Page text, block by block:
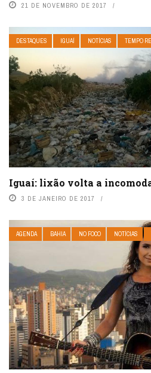
21 DE NOVEMBRO DE 2017
DESTAQUES IGUAÍ NOTÍCIAS TEMPO
Iguaí: lixão volta a
3 DE JANEIRO DE 2017
AGENDA BAHIA NO FOCO NOTÍCIAS